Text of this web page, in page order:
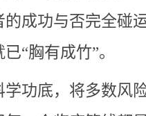
成功与否完全碰
“胸有成竹”。
功底，将多数风